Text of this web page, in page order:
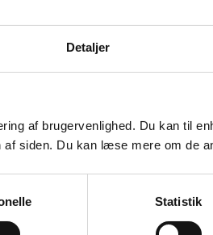
Detaljer
af brugervenlighed. Du kan til
siden. Du kan læse mere om de
Statistik